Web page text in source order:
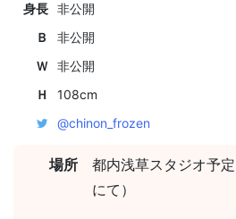
身長 非公開
Ｂ
非公開
Ｗ
非公開
Ｈ
108cm
@chinon_frozen
場所
都内浅草スタジオ予
にて）